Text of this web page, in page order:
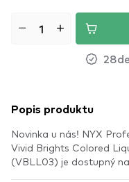
Popis produktu
Novinka u nás! NYX
Vivid Brights Colored
(VBLL03) je dostupný